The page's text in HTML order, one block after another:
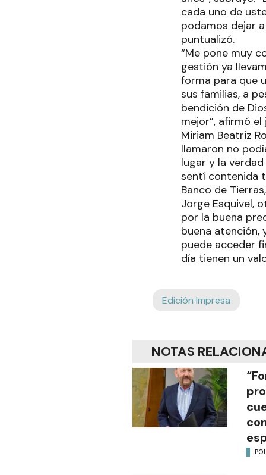
cada uno de
podamos dejar
puntualizó.
“Me pone muy
gestión ya
forma para que
sus familias, a
bendición de
mejor”, afirmó
Miriam Beatriz
llamaron no
lugar y la
sentí contenida
Banco de
Jorge Esquivel,
por la buena
buena atención,
puede acceder
día tienen un
Edición Impresa
NOTAS